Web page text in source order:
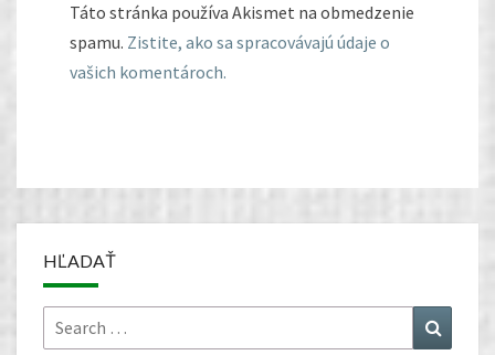
Táto stránka používa Akismet na obmedzenie
spamu. Zistite, ako sa spracovávajú údaje o
vašich komentároch.
HĽADAŤ
Search
for: